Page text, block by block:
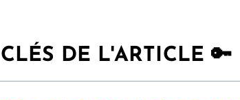
DE L'ARTICLE 🔑